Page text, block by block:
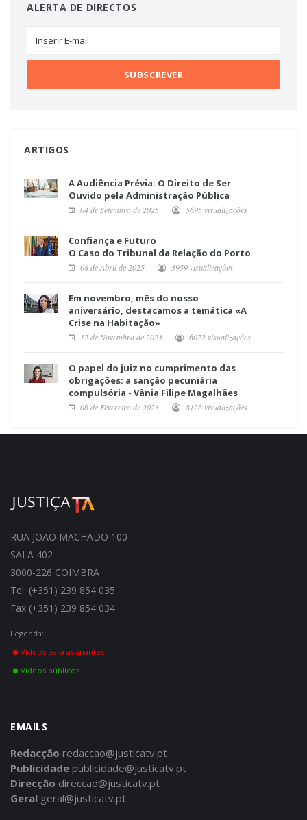
ALERTA DE DIRECTOS
ARTIGOS
A Audiência Prévia: O Direito de Ser
Ouvido pela Administração Pública
04 de Setembro de 2025 5695 visualizações
Confiança e Futuro
O Caso do Tribunal da Relação do Porto
08 de Abril de 2025 3959 visualizações
Em novembro, mês do nosso
aniversário, destacamos a temática «A
Crise na Habitação»
12 de Novembro de 2023 6072 visualizações
O papel do juiz no cumprimento das
obrigações: a sanção pecuniária
compulsória - Vânia Filipe Magalhães
06 de Fevereiro de 2023 8126 visualizações
RUA JOÃO MACHADO 100
SALA 402
3000-226 COIMBRA
Tel. (+351) 239 854 035
Fax (+351) 239 854 034
Legenda:
Vídeos para assinantes
Vídeos públicos
EMAILS
Redacção redaccao@justicatv.pt
Publicidade publicidade@justicatv.pt
Direcção direccao@justicatv.pt
Geral geral@justicatv.pt